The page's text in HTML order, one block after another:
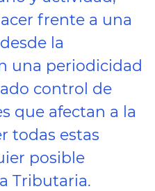
frente a una
la
una periodicidad
control de
que afectan a la
todas estas
posible
Tributaria.